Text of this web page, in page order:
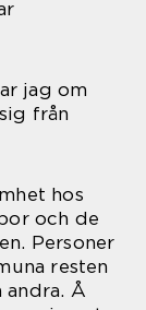
jag om
från
hos
och de
Personer
resten
Å